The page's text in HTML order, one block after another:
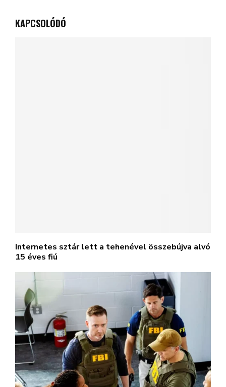
KAPCSOLÓDÓ
Internetes sztár lett a tehenével összebújva alvó
15 éves fiú